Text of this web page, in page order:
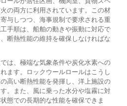
の両方に利用されています。この材
与しつつ、海事規制で要求される重
手順は、船舶の動きや振動に対応で
断熱性能の維持を確保しなければな
は、極端な気象条件や炭化水素への
ます。ロックウールロールはこうし
高い断熱性能を発揮し、洋上施設の
。また、風に乗った水分や塩霧に対
態での長期的な性能を確保できま